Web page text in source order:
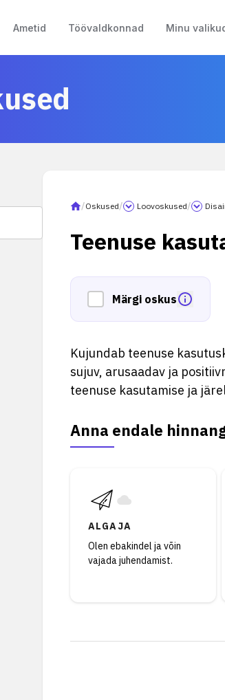
Ametid Töövaldkonnad Minu
/Oskused/ Loovoskused/
Teenuse
Märgi oskus
Kujundab teenuse
sujuv, arusaadav ja
teenuse kasutamise ja
Anna endale
ALGAJA
Olen ebakindel ja võin
vajada juhendamist.